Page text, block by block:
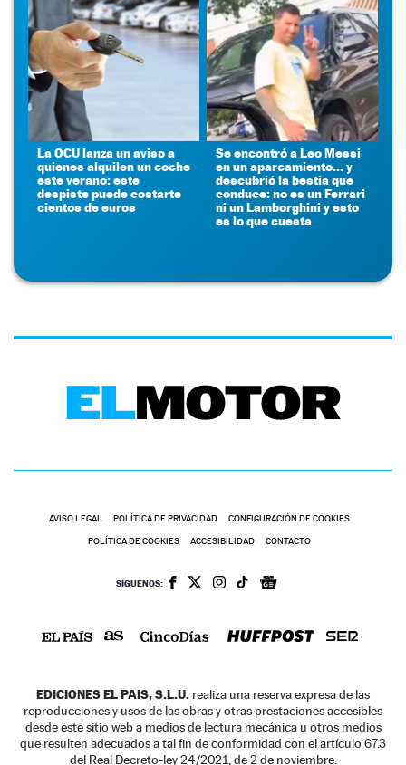
La OCU lanza un aviso a
quienes alquilen un coche
este verano: este
despiste puede costarte
cientos de euros
Se encontró a Leo Messi
en un aparcamiento... y
descubrió la bestia que
conduce: no es un Ferrari
ni un Lamborghini y esto
es lo que cuesta
AVISO LEGAL POLÍTICA DE PRIVACIDAD CONFIGURACIÓN DE COOKIES
POLÍTICA DE COOKIES ACCESIBILIDAD CONTACTO
SÍGUENOS:
EDICIONES EL PAIS, S.L.U. realiza una reserva expresa de las
reproducciones y usos de las obras y otras prestaciones accesibles
desde este sitio web a medios de lectura mecánica u otros medios
que resulten adecuados a tal fin de conformidad con el artículo 67.3
del Real Decreto-ley 24/2021, de 2 de noviembre.